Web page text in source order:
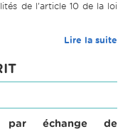
de l'article 10 de la loi
Lire la suite
par échange de